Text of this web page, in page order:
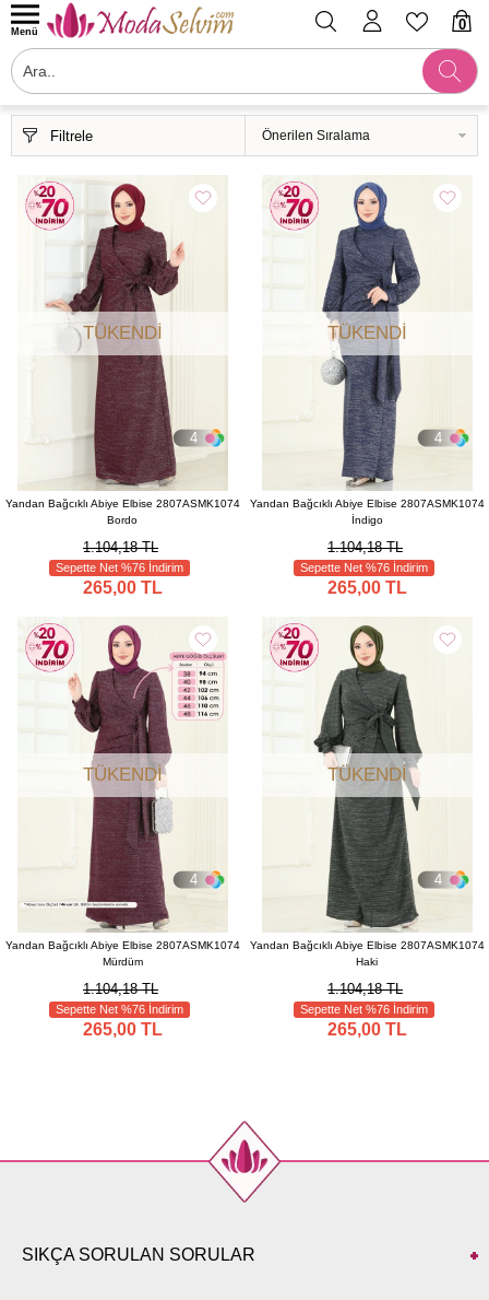
0
Menü
Filtrele
4
TÜKENDI
Yandan Bağcıklı Abiye Elbise 2807ASMK1074
Bordo
1.104,18 TL
Sepette Net %76 İndirim
265,00 TL
4
TÜKENDI
Yandan Bağcıklı Abiye Elbise 2807ASMK1074
İndigo
1.104,18 TL
Sepette Net %76 İndirim
265,00 TL
4
TÜKENDI
Yandan Bağcıklı Abiye Elbise 2807ASMK1074
Mürdüm
1.104,18 TL
Sepette Net %76 İndirim
265,00 TL
4
TÜKENDI
Yandan Bağcıklı Abiye Elbise 2807ASMK1074
Haki
1.104,18 TL
Sepette Net %76 İndirim
265,00 TL
SIKÇA SORULAN SORULAR